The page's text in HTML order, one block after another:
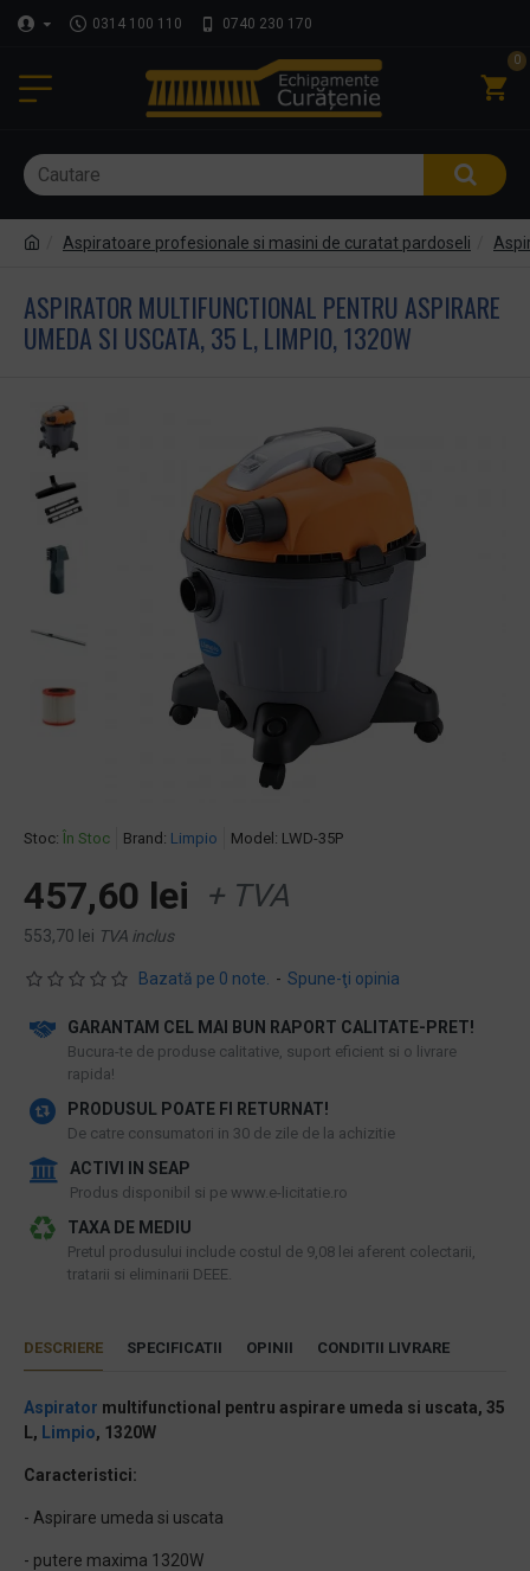
0314 100 110 0740 230 170
0
Aspiratoare profesionale si masini de curatat pardoseli
ASPIRATOR MULTIFUNCTIONAL PENTRU ASPIRARE
UMEDA SI USCATA, 35 L, LIMPIO, 1320W
Stoc: În Stoc Brand: Limpio Model: LWD-35P
Bazată pe 0 note. - Spune-ţi opinia
457,60 lei + TVA
553,70 lei TVA inclus
GARANTAM CEL MAI BUN RAPORT CALITATE-PRET!
​Bucura-te de produse calitative, suport eficient si o livrare
rapida!
PRODUSUL POATE FI RETURNAT!
De catre consumatori in 30 de zile de la achizitie
ACTIVI IN SEAP
Produs disponibil si pe www.e-licitatie.ro
TAXA DE MEDIU
Pretul produsului include costul de 9,08 lei aferent colectarii,
tratarii si eliminarii DEEE.
DESCRIERE SPECIFICATII OPINII CONDITII LIVRARE
Aspirator multifunctional pentru aspirare umeda si uscata, 35
L, Limpio, 1320W
Caracteristici:
- Aspirare umeda si uscata
- putere maxima 1320W